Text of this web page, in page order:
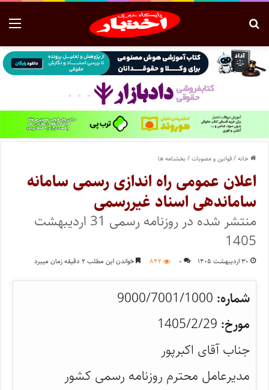
خانه/قوانین و مصوبات/بخشنامه ها
اعلان عمومی راه اندازی رسمی سامانه
ساماندهی اسناد غیررسمی
منتشر شده در روزنامه رسمی 31 اردیبهشت
1405
۳۰ اردیبهشت ۱۴۰۵ ۰ ۸۴۲ خواندن این مطلب ۲ دقیقه زمان میبرد
شماره:
مورخ:
جناب آقای اکبرپور
مدیرعامل محترم روزنامه رسمی کشور